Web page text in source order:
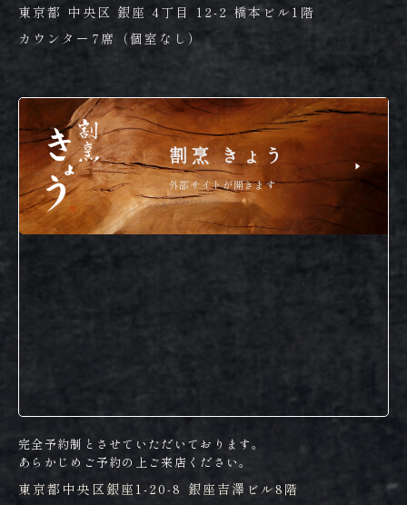
東京都 中央区 銀座 4丁目 12-2 橋本ビル1階
カウンター7席（個室なし）
割烹 きょう
外部サイトが開きます
完全予約制とさせていただいております。
あらかじめご予約の上ご来店ください。
東京都中央区銀座1-20-8 銀座吉澤ビル8階